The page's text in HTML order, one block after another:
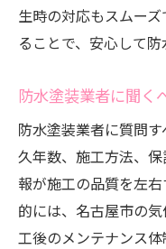
生時の対応もスムー
ることで、安心して防
防水塗装業者に聞く
防水塗装業者に質問
久年数、施工方法、
報が施工の品質を左
的には、名古屋市の
工後のメンテナンス